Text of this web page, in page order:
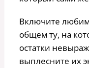
Включите
общем ту, на
остатки
выплесните их